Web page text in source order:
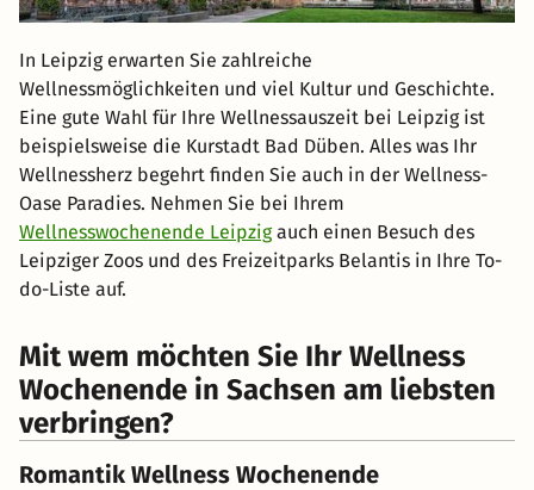
In Leipzig erwarten Sie zahlreiche
Wellnessmöglichkeiten und viel Kultur und Geschichte.
Eine gute Wahl für Ihre Wellnessauszeit bei Leipzig ist
beispielsweise die Kurstadt Bad Düben. Alles was Ihr
Wellnessherz begehrt finden Sie auch in der Wellness-
Oase Paradies. Nehmen Sie bei Ihrem
Wellnesswochenende Leipzigauch einen Besuch des
Leipziger Zoos und des Freizeitparks Belantis in Ihre To-
do-Liste auf.
Mit wem möchten Sie Ihr Wellness
Wochenende in Sachsen am liebsten
verbringen?
Romantik Wellness Wochenende